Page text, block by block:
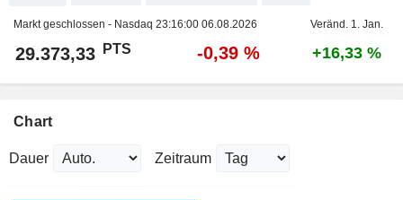
Markt geschlossen - Nasdaq 23:16:00 06.08.2026 Veränd. 1. Jan.
29.373,33 PTS -0,39 % +16,33 %
Chart
Dauer Zeitraum